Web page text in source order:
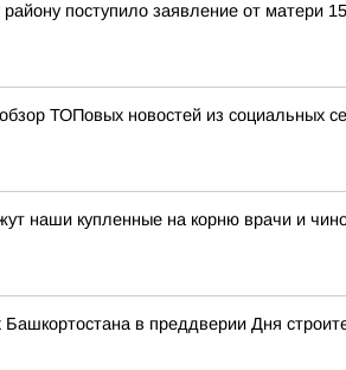
поступило заявление от матери
ТОПовых новостей из социальных
наши купленные на корню врачи и
в преддверии Дня